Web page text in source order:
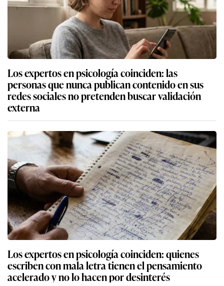
Los expertos en psicología coinciden: las
personas que nunca publican contenido en sus
redes sociales no pretenden buscar validación
externa
Los expertos en psicología coinciden: quienes
escriben con mala letra tienen el pensamiento
acelerado y no lo hacen por desinterés